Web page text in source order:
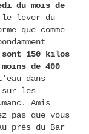
du mois de
le lever du
que comme
sont 150 kilos
de 400
dans
les
Amis
pas que vous
prés du Bar